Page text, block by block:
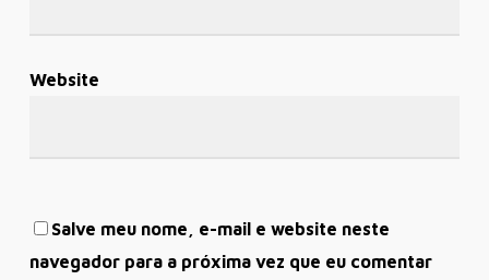
Website
Salve meu nome, e-mail e website neste
navegador para a próxima vez que eu comentar